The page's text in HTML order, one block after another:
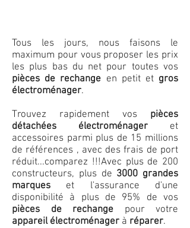
Tous les jours, nous faisons le
maximum pour vous proposer les prix
les plus bas du net pour toutes vos
pièces de rechange en petit et gros
électroménager.
Trouvez rapidement vos pièces
détachées électroménager et
accessoires parmi plus de 15 millions
de références , avec des frais de port
réduit...comparez !!!Avec plus de 200
constructeurs, plus de 3000 grandes
marques et l'assurance d'une
disponibilité à plus de 95% de vos
pièces de rechange pour votre
appareil électroménager à réparer.